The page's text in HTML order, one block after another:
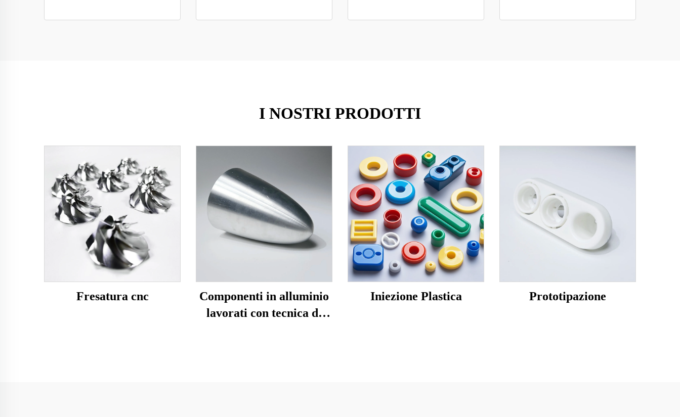
I NOSTRI PRODOTTI
Fresatura cnc
Componenti in alluminio
lavorati con tecnica di
Iniezione Plastica Prototipazione